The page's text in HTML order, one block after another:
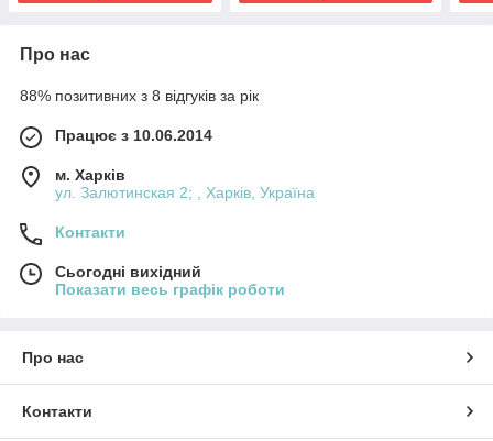
Про нас
88% позитивних з 8 відгуків за рік
Працює з 10.06.2014
м. Харків
ул. Залютинская 2; , Харків, Україна
Контакти
Сьогодні вихідний
Показати весь графік роботи
Про нас
Контакти